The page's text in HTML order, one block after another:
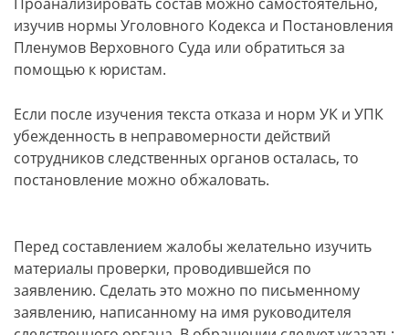
изучив нормы Уголовного Кодекса и Постановления
Пленумов Верховного Суда или обратиться за
помощью к юристам.
Если после изучения текста отказа и норм УК и УПК
убежденность в неправомерности действий
сотрудников следственных органов осталась, то
постановление можно обжаловать.
Перед составлением жалобы желательно изучить
материалы проверки, проводившейся по
заявлению. Сделать это можно по письменному
заявлению, написанному на имя руководителя